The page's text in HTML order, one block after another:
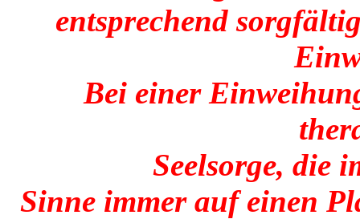
entsprechend
Bei einer
Seelsorge, die
Sinne immer auf einen